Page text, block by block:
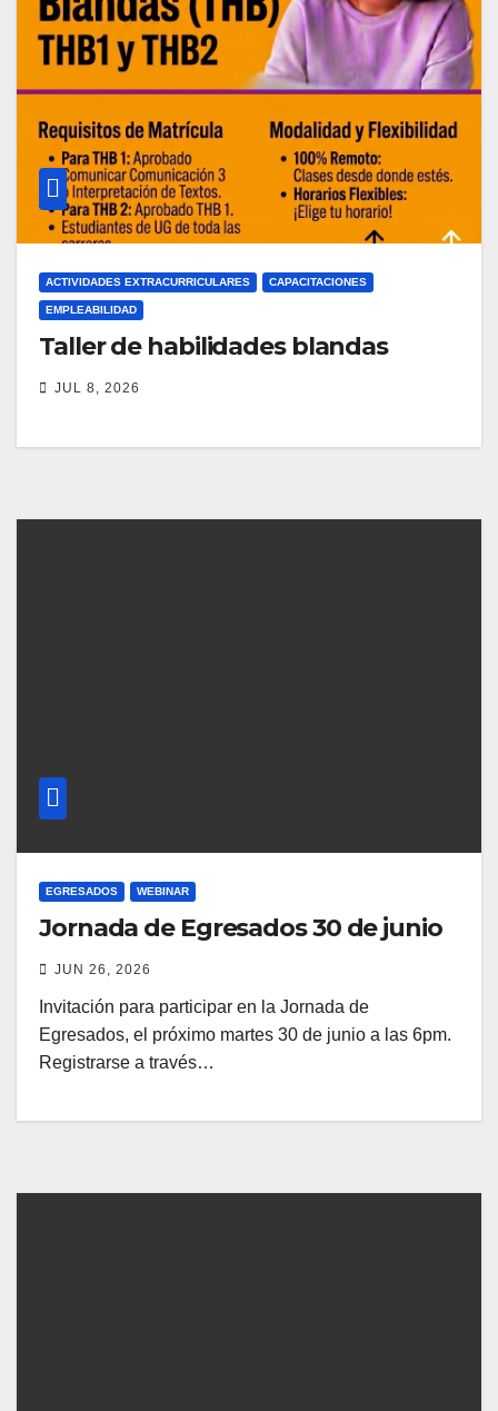
ACTIVIDADES EXTRACURRICULARES CAPACITACIONES
EMPLEABILIDAD
Taller de habilidades blandas
JUL 8, 2026
EGRESADOS WEBINAR
Jornada de Egresados 30 de junio
JUN 26, 2026
Invitación para participar en la Jornada de
Egresados, el próximo martes 30 de junio a las 6pm.
Registrarse a través…